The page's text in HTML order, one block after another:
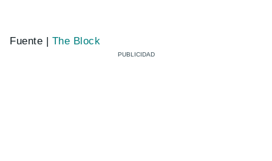
Fuente | The Block